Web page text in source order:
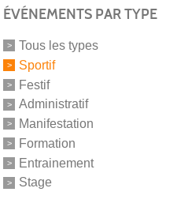
ÉVÉNEMENTS PAR TYPE
Tous les types
Sportif
Festif
Administratif
Manifestation
Formation
Entrainement
Stage